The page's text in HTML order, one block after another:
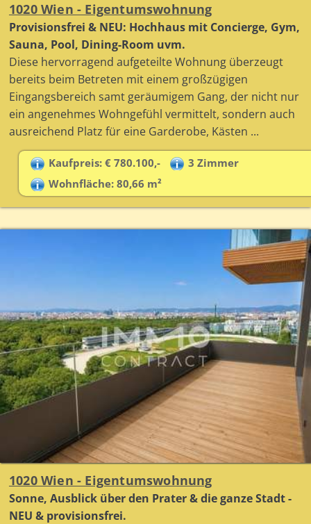
1020 Wien - Eigentumswohnung
Provisionsfrei & NEU: Hochhaus mit Concierge, Gym,
Sauna, Pool, Dining-Room uvm.
Diese hervorragend aufgeteilte Wohnung überzeugt
bereits beim Betreten mit einem großzügigen
Eingangsbereich samt geräumigem Gang, der nicht nur
ein angenehmes Wohngefühl vermittelt, sondern auch
ausreichend Platz für eine Garderobe, Kästen ...
Kaufpreis: € 780.100,-
3 Zimmer
Wohnfläche: 80,66 m²
1020 Wien - Eigentumswohnung
Sonne, Ausblick über den Prater & die ganze Stadt -
NEU & provisionsfrei.